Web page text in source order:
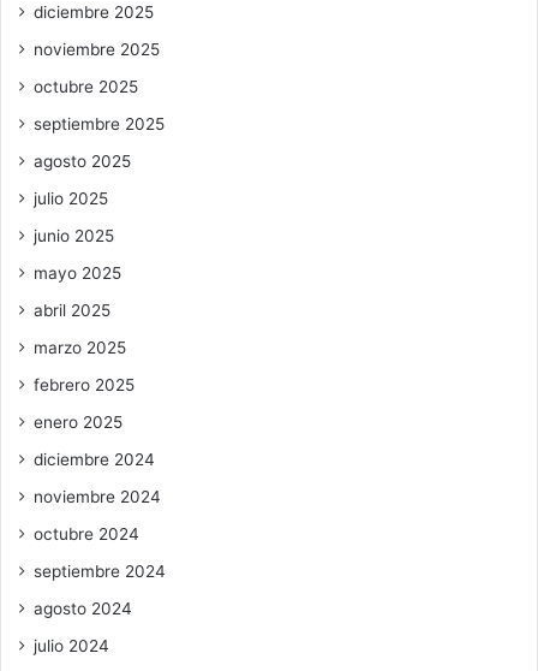
diciembre 2025
noviembre 2025
octubre 2025
septiembre 2025
agosto 2025
julio 2025
junio 2025
mayo 2025
abril 2025
marzo 2025
febrero 2025
enero 2025
diciembre 2024
noviembre 2024
octubre 2024
septiembre 2024
agosto 2024
julio 2024